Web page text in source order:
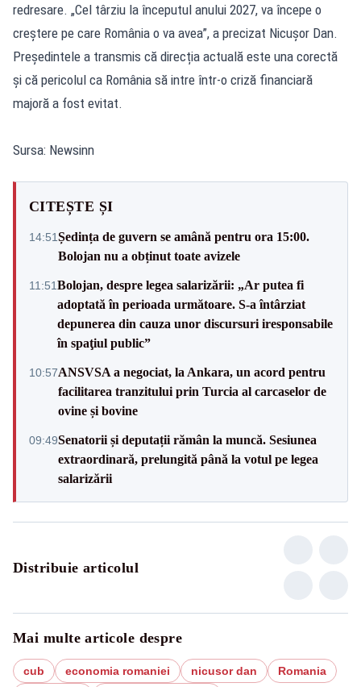
redresare. „Cel târziu la începutul anului 2027, va începe o
creștere pe care România o va avea”, a precizat Nicușor Dan.
Președintele a transmis că direcția actuală este una corectă
și că pericolul ca România să intre într-o criză financiară
majoră a fost evitat.
Sursa: Newsinn
CITEȘTE ȘI
14:51Ședința de guvern se amână pentru ora 15:00.
Bolojan nu a obținut toate avizele
11:51Bolojan, despre legea salarizării: „Ar putea fi
adoptată în perioada următoare. S-a întârziat
depunerea din cauza unor discursuri iresponsabile
în spaţiul public”
10:57ANSVSA a negociat, la Ankara, un acord pentru
facilitarea tranzitului prin Turcia al carcaselor de
ovine și bovine
09:49Senatorii și deputații rămân la muncă. Sesiunea
extraordinară, prelungită până la votul pe legea
salarizării
Distribuie articolul
Mai multe articole despre
cub economia romaniei nicusor dan
Romania